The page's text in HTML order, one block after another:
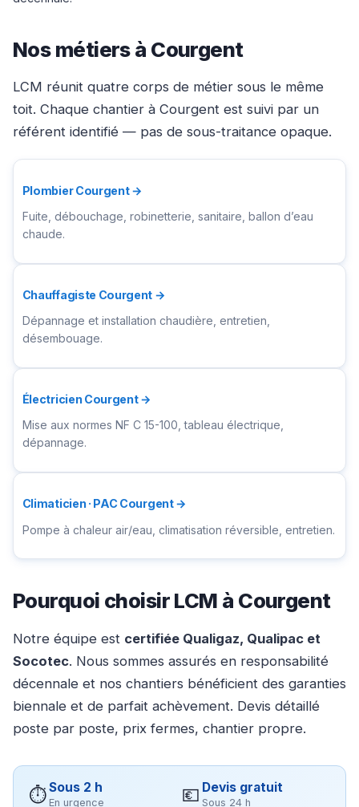
Nos métiers à Courgent
LCM réunit quatre corps de métier sous le même
toit. Chaque chantier à Courgent est suivi par un
référent identifié — pas de sous-traitance opaque.
Plombier Courgent →
Fuite, débouchage, robinetterie, sanitaire, ballon d’eau
chaude.
Chauffagiste Courgent →
Dépannage et installation chaudière, entretien,
désembouage.
Électricien Courgent →
Mise aux normes NF C 15-100, tableau électrique,
dépannage.
Climaticien · PAC Courgent →
Pompe à chaleur air/eau, climatisation réversible, entretien.
Pourquoi choisir LCM à Courgent
Notre équipe est certifiée Qualigaz, Qualipac et
Socotec. Nous sommes assurés en responsabilité
décennale et nos chantiers bénéficient des garanties
biennale et de parfait achèvement. Devis détaillé
poste par poste, prix fermes, chantier propre.
⏱Sous 2 h
En urgence 💶 Devis gratuit
Sous 24 h